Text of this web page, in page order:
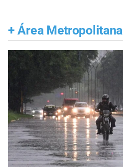
+ Área Metropolitana